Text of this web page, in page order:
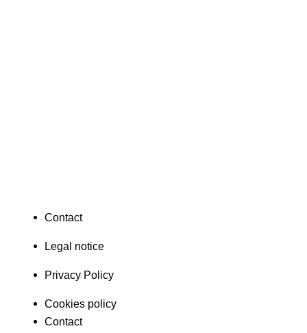
Contact
Legal notice
Privacy Policy
Cookies policy
Contact